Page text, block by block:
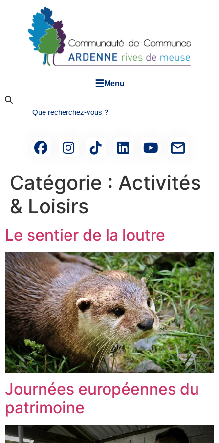
☰ Menu
Catégorie : Activités
& Loisirs
Le sentier de la loutre
Journées européennes du
patrimoine